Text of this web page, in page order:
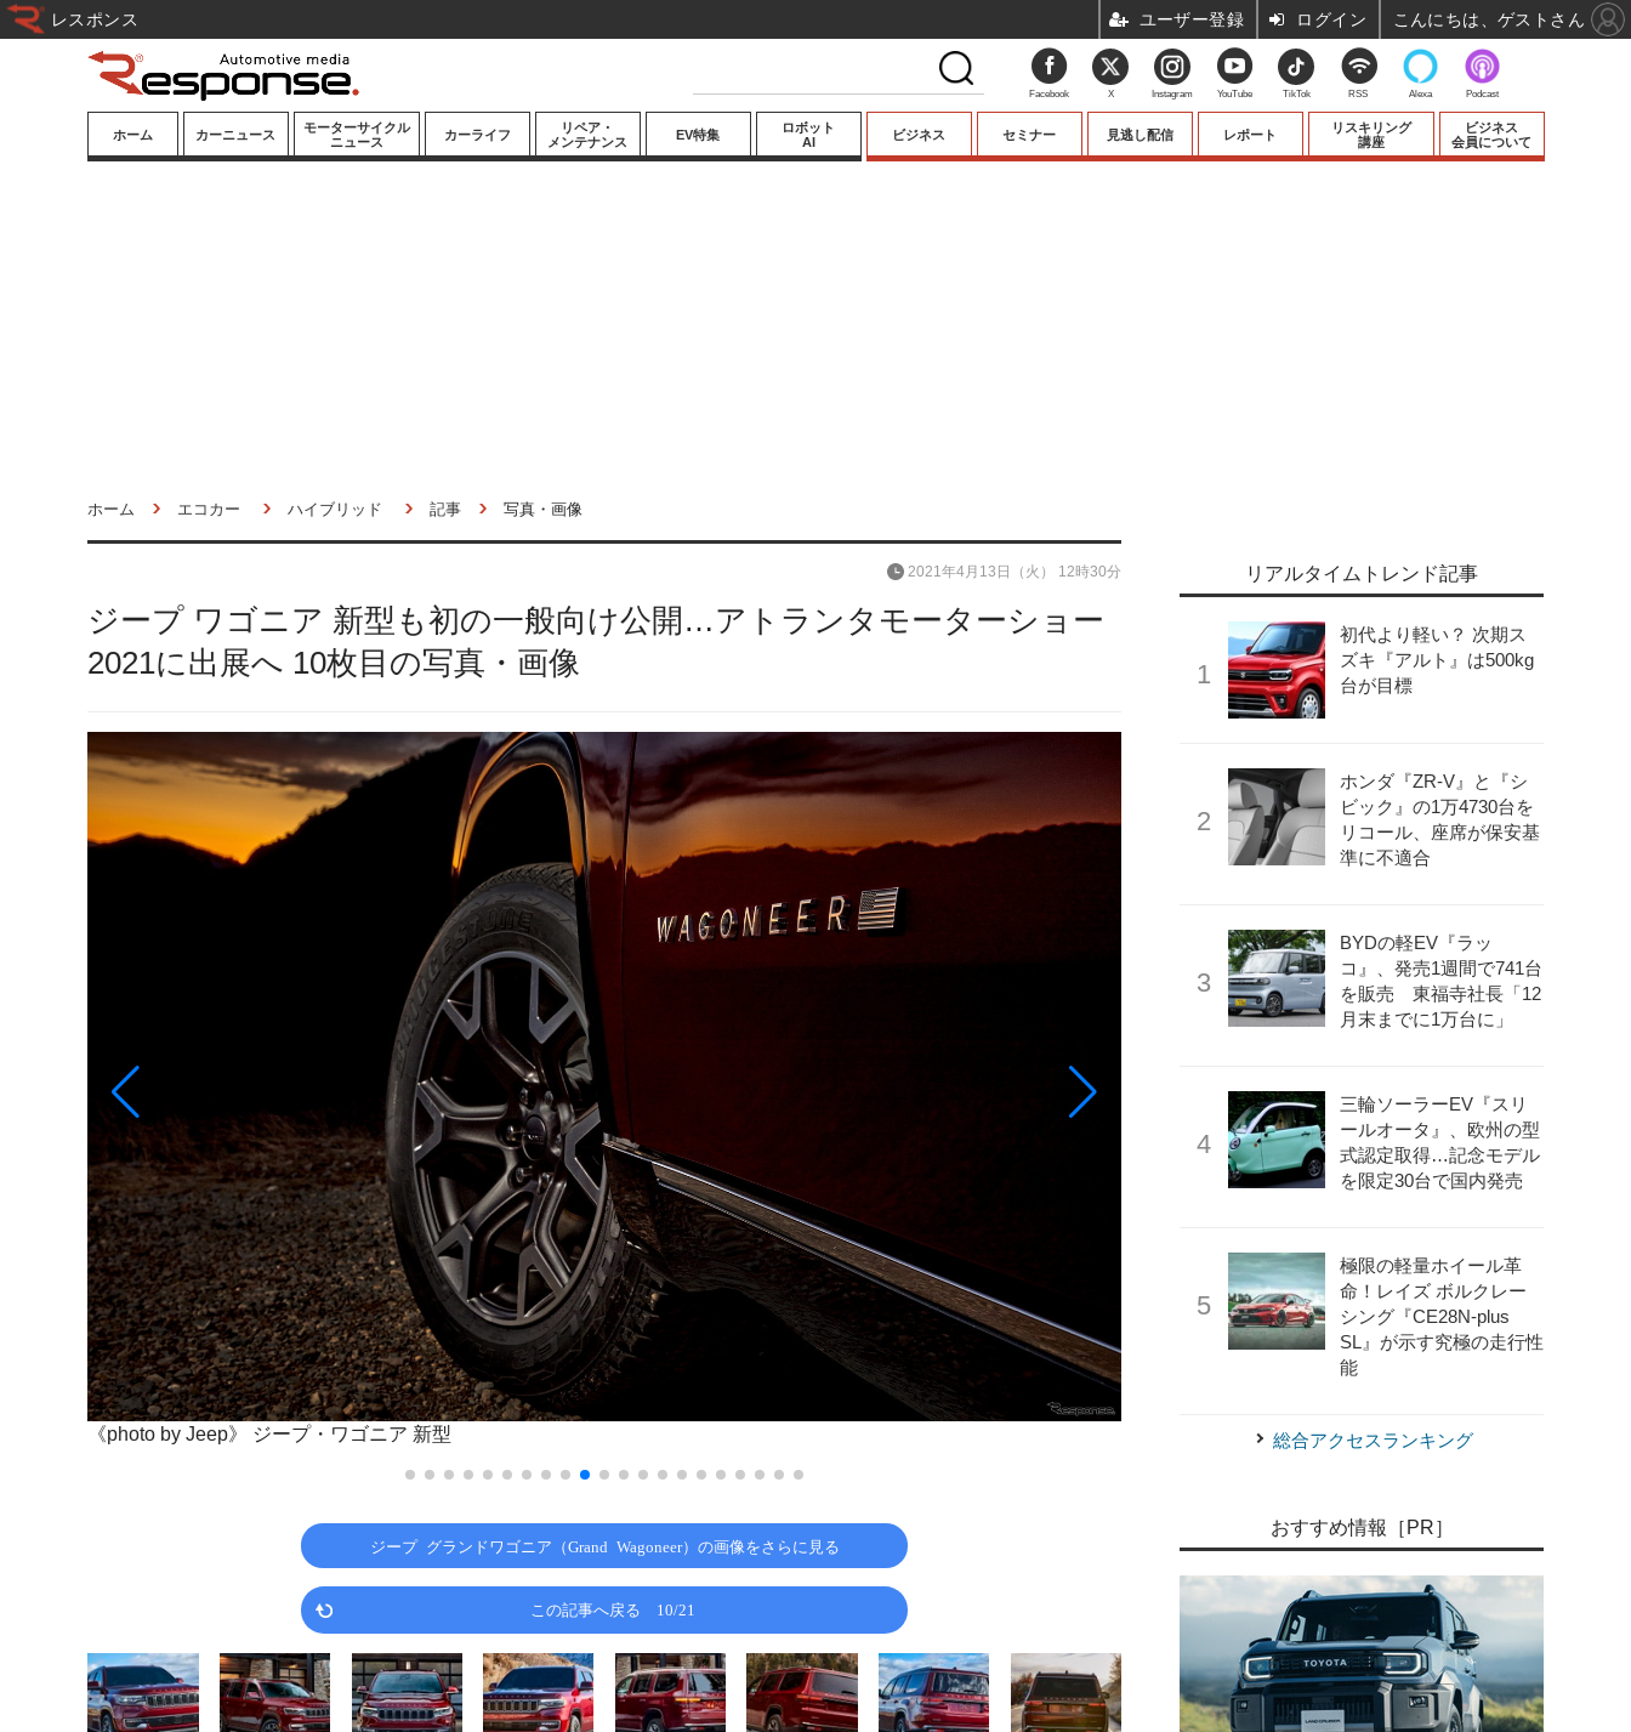
ホーム カーニュース
モーターサイクル
ニュース
カーライフ
リペア・
メンテナンス
EV特集
ロボット
AI
ビジネス セミナー 見逃し配信 レポート
リスキリング
講座
ビジネス
会員について
ホーム エコカー ハイブリッド 記事 写真・画像
ジープ ワゴニア 新型も初の一般向け公開…アトランタモーターショー
2021に出展へ 10枚目の写真・画像
2021年4月13日（火） 12時30分
《photo by Jeep》 ジープ・ワゴニア 新型
《photo by Jeep》 ジープ・ワゴニア 新型
ジープ グランドワゴニア（Grand Wagoneer）の画像をさらに見る
この記事へ戻る 10/21
リアルタイムトレンド記事
初代より軽い？ 次期ス
ズキ『アルト』は500kg
台が目標
ホンダ『ZR-V』と『シ
ビック』の1万4730台を
リコール、座席が保安基
準に不適合
BYDの軽EV『ラッ
コ』、発売1週間で741台
を販売 東福寺社長「12
月末までに1万台に」
三輪ソーラーEV『スリ
ールオータ』、欧州の型
式認定取得…記念モデル
を限定30台で国内発売
極限の軽量ホイール革
命！レイズ ボルクレー
シング『CE28N-plus
SL』が示す究極の走行性
能
総合アクセスランキング
おすすめ情報［PR］
Facebook X Instagram YouTube TikTok RSS Alexa Podcast
レスポンス ユーザー登録 ログイン こんにちは、ゲストさん